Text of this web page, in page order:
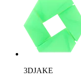
3DJAKE